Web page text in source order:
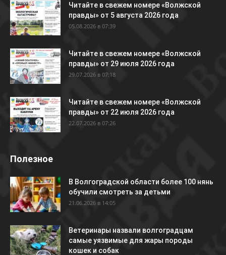
Читайте в свежем номере «Волжской
правды» от 5 августа 2026 года
05.08.2026 в 07:39
Читайте в свежем номере «Волжской
правды» от 29 июля 2026 года
29.07.2026 в 07:18
Читайте в свежем номере «Волжской
правды» от 22 июля 2026 года
22.07.2026 в 07:26
Полезное
В Волгоградской области более 100 нянь
обучили смотреть за детьми
21.06.2026 в 14:05
Ветеринары назвали волгоградцам
самые уязвимые для жары породы
кошек и собак